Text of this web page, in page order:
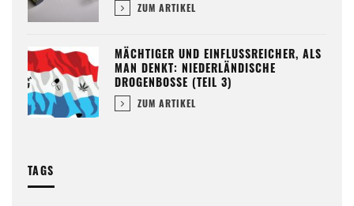
ZUM ARTIKEL
MÄCHTIGER UND EINFLUSSREICHER, ALS
MAN DENKT: NIEDERLÄNDISCHE
DROGENBOSSE (TEIL 3)
ZUM ARTIKEL
TAGS